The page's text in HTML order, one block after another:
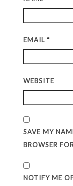
EMAIL*
WEBSITE
SAVE MY
BROWSER
NOTIFY ME